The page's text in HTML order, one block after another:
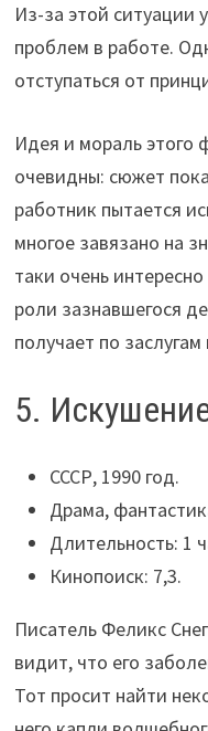
Из-за этой ситуации
проблем в работе.
отступаться от
Идея и мораль
очевидны: сюжет
работник пытается
многое завязано на
таки очень
роли зазнавшегося
получает по
5.
СССР, 1990 год.
Драма,
Длительность: 1
Кинопоиск: 7,3.
Писатель Феликс
видит, что его
Тот просит найти